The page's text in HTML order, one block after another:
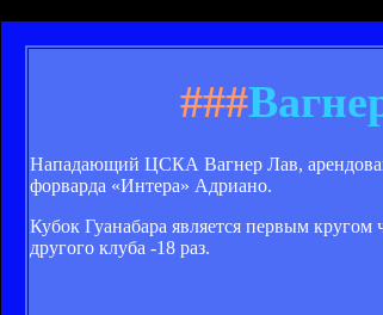
###
Нападающий ЦСКА Вагнер Лав,
форварда «Интера» Адриано.
Кубок Гуанабара является первым
другого клуба -18 раз.